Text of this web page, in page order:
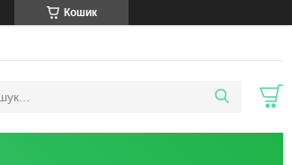
Кошик